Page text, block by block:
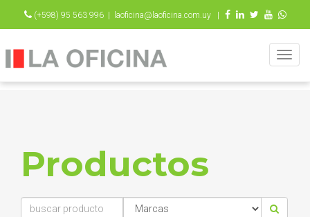
(+598) 95 563 996 | laoficina@laoficina.com.uy |
Productos